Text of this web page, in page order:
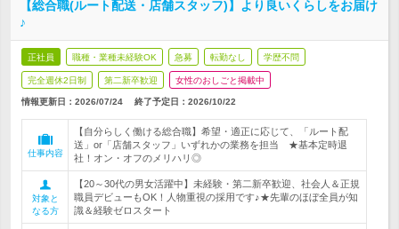
【総合職(ルート配送・店舗スタッフ)】より良いくらしをお届け
♪
正社員 職種・業種未経験OK 急募 転勤なし 学歴不問
完全週休2日制 第二新卒歓迎 女性のおしごと掲載中
情報更新日：2026/07/24 終了予定日： 2026/10/22
仕事内容
【自分らしく働ける総合職】希望・適正に応じて、「ルート配
送」or「店舗スタッフ」いずれかの業務を担当 ★基本定時退
社！オン・オフのメリハリ◎
対象と
なる方
【20～30代の男女活躍中】未経験・第二新卒歓迎、社会人＆正規
職員デビューもOK！人物重視の採用です♪★先輩のほぼ全員が知
識＆経験ゼロスタート